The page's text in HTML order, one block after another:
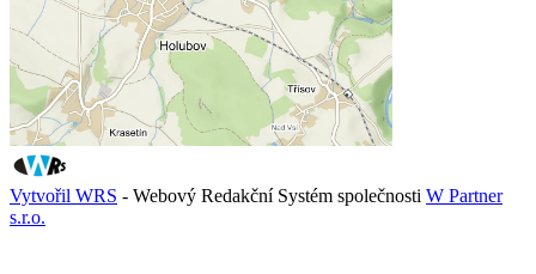
Vytvořil WRS - Webový Redakční Systém společnosti W Partner
s.r.o.